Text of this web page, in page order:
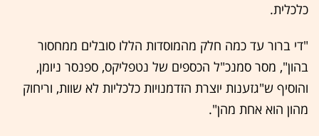
כלכלית.
"די ברור עד כמה חלק מהמוסדות הללו סובלים ממחסור
בהון", מסר סמנכ"ל הכספים של נטפליקס, ספנסר ניומן,
והוסיף ש"גזענות יוצרת הזדמנויות כלכליות לא שוות, וריחוק
מהון הוא אחת מהן".